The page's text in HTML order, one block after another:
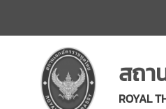
สถา
ROYAL
M